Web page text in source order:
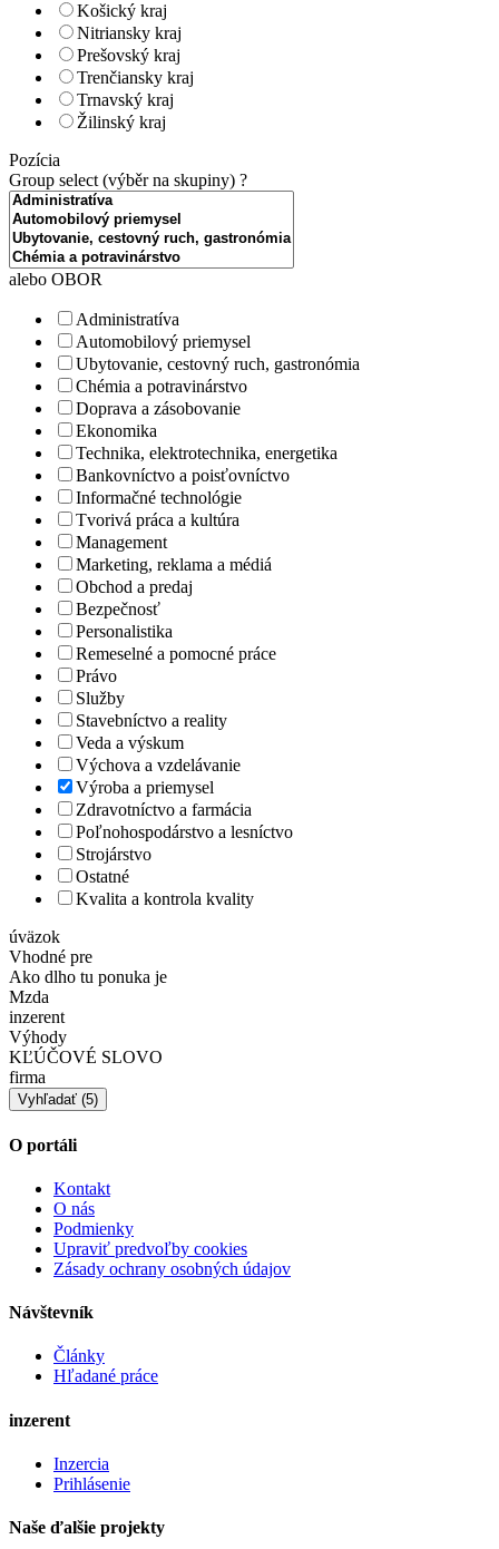
Košický kraj
Nitriansky kraj
Prešovský kraj
Trenčiansky kraj
Trnavský kraj
Žilinský kraj
Pozícia
Group select (výběr na skupiny) ?
alebo OBOR
Administratíva
Automobilový priemysel
Ubytovanie, cestovný ruch, gastronómia
Chémia a potravinárstvo
Doprava a zásobovanie
Ekonomika
Technika, elektrotechnika, energetika
Bankovníctvo a poisťovníctvo
Informačné technológie
Tvorivá práca a kultúra
Management
Marketing, reklama a médiá
Obchod a predaj
Bezpečnosť
Personalistika
Remeselné a pomocné práce
Právo
Služby
Stavebníctvo a reality
Veda a výskum
Výchova a vzdelávanie
Výroba a priemysel
Zdravotníctvo a farmácia
Poľnohospodárstvo a lesníctvo
Strojárstvo
Ostatné
Kvalita a kontrola kvality
úväzok
Vhodné pre
Ako dlho tu ponuka je
Mzda
inzerent
Výhody
KĽÚČOVÉ SLOVO
firma
O portáli
Kontakt
O nás
Podmienky
Upraviť predvoľby cookies
Zásady ochrany osobných údajov
Návštevník
Články
Hľadané práce
inzerent
Inzercia
Prihlásenie
Naše ďalšie projekty